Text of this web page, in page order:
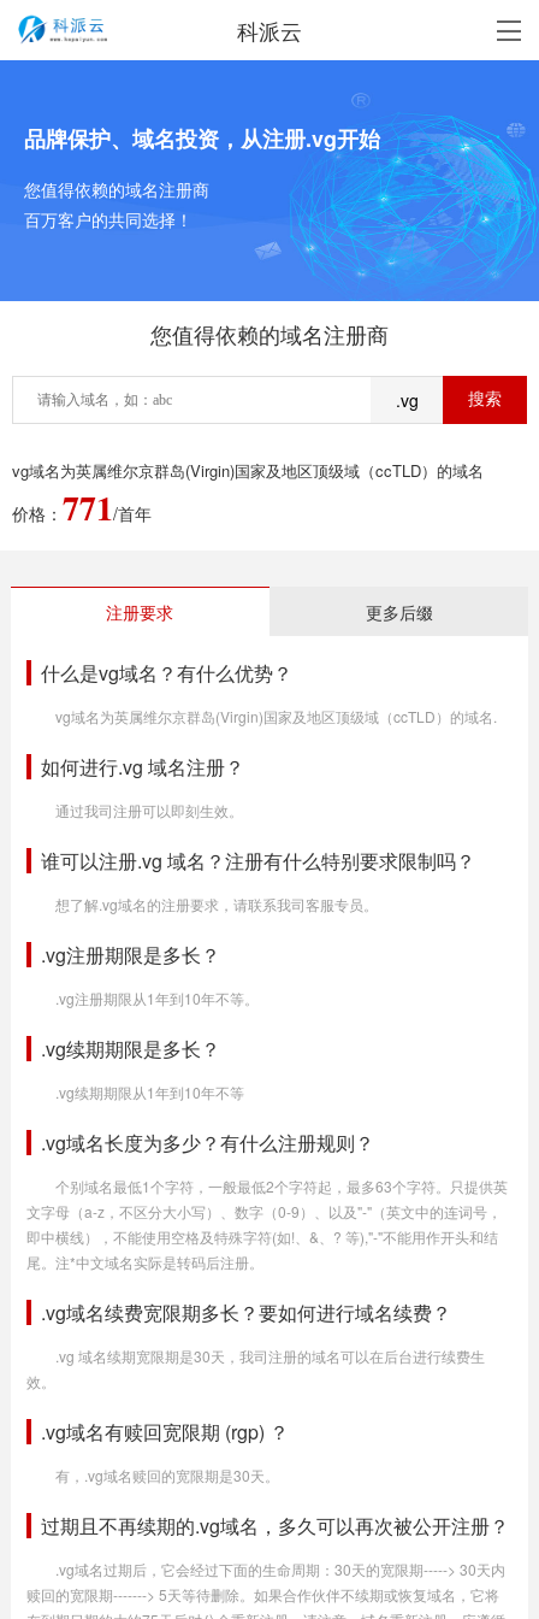
科派云
品牌保护、域名投资，从注册.vg开始
您值得依赖的域名注册商
百万客户的共同选择！
您值得依赖的域名注册商
.vg
vg域名为英属维尔京群岛(Virgin)国家及地区顶级域（ccTLD）的域名
价格： 771/首年
注册要求 更多后缀
什么是vg域名？有什么优势？
vg域名为英属维尔京群岛(Virgin)国家及地区顶级域（ccTLD）的域名.
如何进行.vg 域名注册？
通过我司注册可以即刻生效。
谁可以注册.vg 域名？注册有什么特别要求限制吗？
想了解.vg域名的注册要求，请联系我司客服专员。
.vg注册期限是多长？
.vg注册期限从1年到10年不等。
.vg续期期限是多长？
.vg续期期限从1年到10年不等
.vg域名长度为多少？有什么注册规则？
个别域名最低1个字符，一般最低2个字符起，最多63个字符。只提供英
文字母（a-z，不区分大小写）、数字（0-9）、以及"-"（英文中的连词号，
即中横线），不能使用空格及特殊字符(如!、&、? 等),"-"不能用作开头和结
尾。注*中文域名实际是转码后注册。
.vg域名续费宽限期多长？要如何进行域名续费？
.vg 域名续期宽限期是30天，我司注册的域名可以在后台进行续费生
效。
.vg域名有赎回宽限期 (rgp) ？
有，.vg域名赎回的宽限期是30天。
过期且不再续期的.vg域名，多久可以再次被公开注册？
.vg域名过期后，它会经过下面的生命周期：30天的宽限期-----> 30天内
赎回的宽限期-------> 5天等待删除。如果合作伙伴不续期或恢复域名，它将